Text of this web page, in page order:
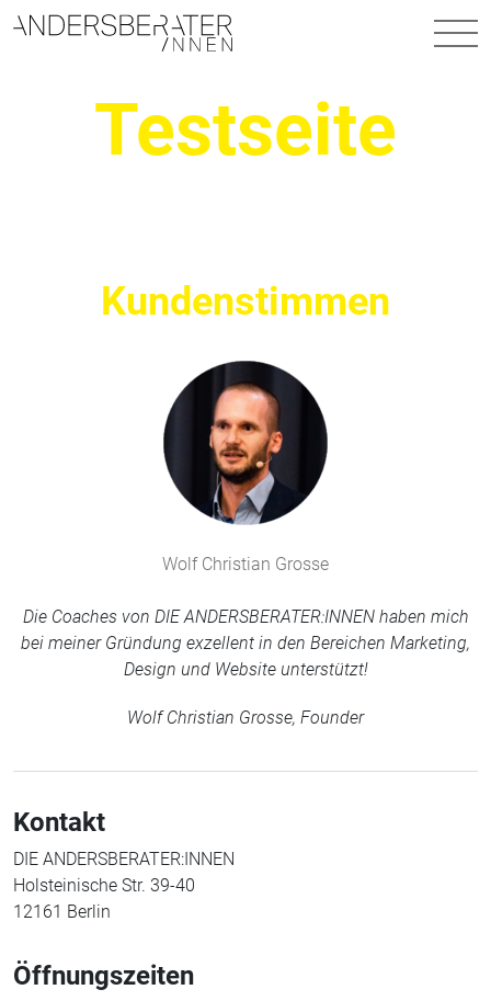
Hauptnavigation
Testseite
Kundenstimmen
Wolf Christian Grosse
Die Coaches von DIE ANDERSBERATER:INNEN haben mich
bei meiner Gründung exzellent in den Bereichen Marketing,
Design und Website unterstützt!
Wolf Christian Grosse, Founder
Kontakt
DIE ANDERSBERATER:INNEN
Holsteinische Str. 39-40
12161 Berlin
Öffnungszeiten